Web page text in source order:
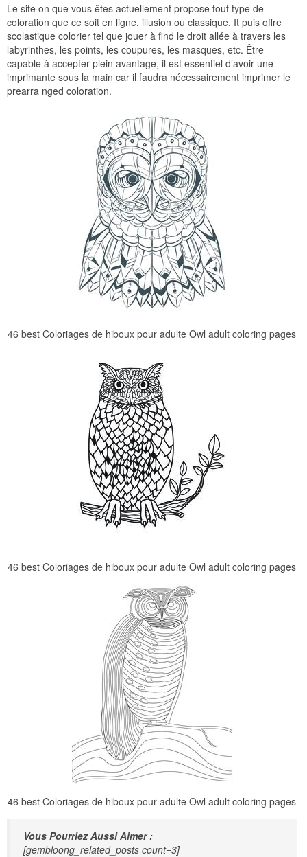
Le site on que vous êtes actuellement propose tout type de
coloration que ce soit en ligne, illusion ou classique. It puis offre
scolastique colorier tel que jouer à find le droit allée à travers les
labyrinthes, les points, les coupures, les masques, etc. Être
capable à accepter plein avantage, il est essentiel d’avoir une
imprimante sous la main car il faudra nécessairement imprimer le
prearra nged coloration.
46 best Coloriages de hiboux pour adulte Owl adult coloring pages
46 best Coloriages de hiboux pour adulte Owl adult coloring pages
46 best Coloriages de hiboux pour adulte Owl adult coloring pages
Vous Pourriez Aussi Aimer :
[gembloong_related_posts count=3]